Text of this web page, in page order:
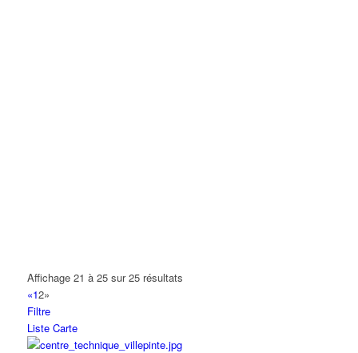
Affichage 21 à 25 sur 25 résultats
«12»
Filtre
Liste Carte